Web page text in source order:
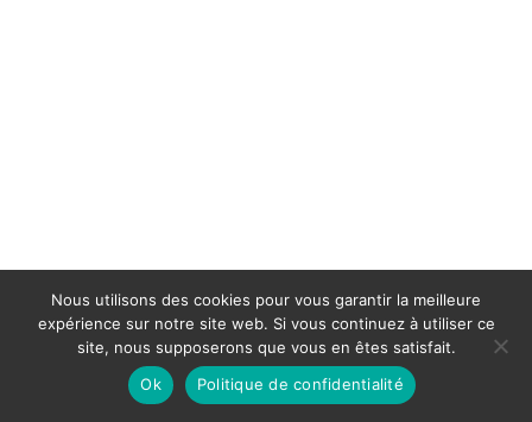
Nous utilisons des cookies pour vous garantir la meilleure
expérience sur notre site web. Si vous continuez à utiliser ce
site, nous supposerons que vous en êtes satisfait.
Ok
Politique de confidentialité